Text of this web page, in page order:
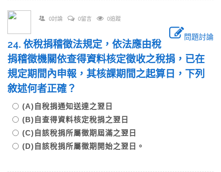
0討論 0留言 0追蹤
問題討論
24. 依稅捐稽徵法規定，依法應由稅
捐稽徵機關依查得資料核定徵收之稅捐，已在
規定期間內申報，其核課期間之起算日，下列
敘述何者正確？
(A)自稅捐通知送達之翌日
(B)自查得資料核定稅捐之翌日
(C)自該稅捐所屬徵期屆滿之翌日
(D)自該稅捐所屬徵期開始之翌日。